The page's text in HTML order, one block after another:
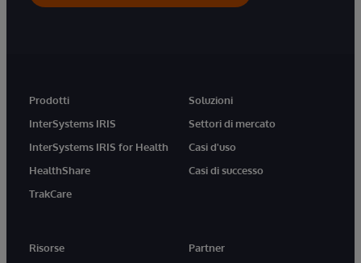
Prodotti
InterSystems IRIS
InterSystems IRIS for Health
HealthShare
TrakCare
Soluzioni
Settori di mercato
Casi d'uso
Casi di successo
Risorse
Partner